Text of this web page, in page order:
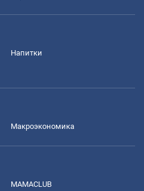
Напитки
Mакроэкономика
MAMACLUB